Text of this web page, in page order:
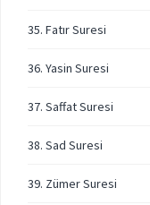
35. Fatır Suresi
36. Yasin Suresi
37. Saffat Suresi
38. Sad Suresi
39. Zümer Suresi